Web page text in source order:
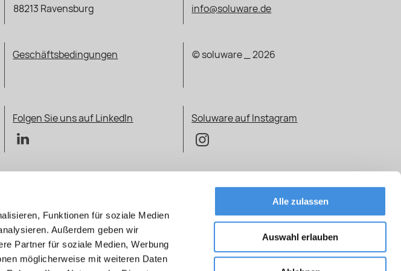
Funktionen für soziale Medien
Außerdem geben wir
Partner für soziale Medien, Werbung
möglicherweise mit weiteren Daten
Alle zulassen
Auswahl erlauben
88213 Ravensburg
info@soluware.de
Geschäftsbedingungen © soluware _ 2026
Folgen Sie uns auf LinkedIn Soluware auf Instagram
-